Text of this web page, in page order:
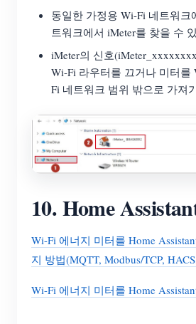
동일한 가정용 Wi-Fi 네트워크
트워크에서 iMeter를 찾을 수
iMeter의 신호
Wi-Fi 라우터를 끄거나 미터를
Fi 네트워크 범위 밖으로 가져
10. Home
Wi-Fi 에너지 미터를 Home
지 방법(MQTT, Modbus/TCP,
Wi-Fi 에너지 미터를 Home